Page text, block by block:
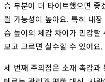
슴 부분이 더 타이트했으면 좋
릴 가능성이 높아요. 특히 내
슴 높이의 체감 차이가 민감
보고 고르면 실수할 수 있어요.
세 번째 주의점은 소재 촉감과